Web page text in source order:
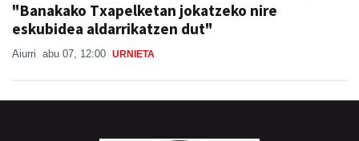
"Banakako Txapelketan jokatzeko nire
eskubidea aldarrikatzen dut"
Aiurri abu 07, 12:00 URNIETA